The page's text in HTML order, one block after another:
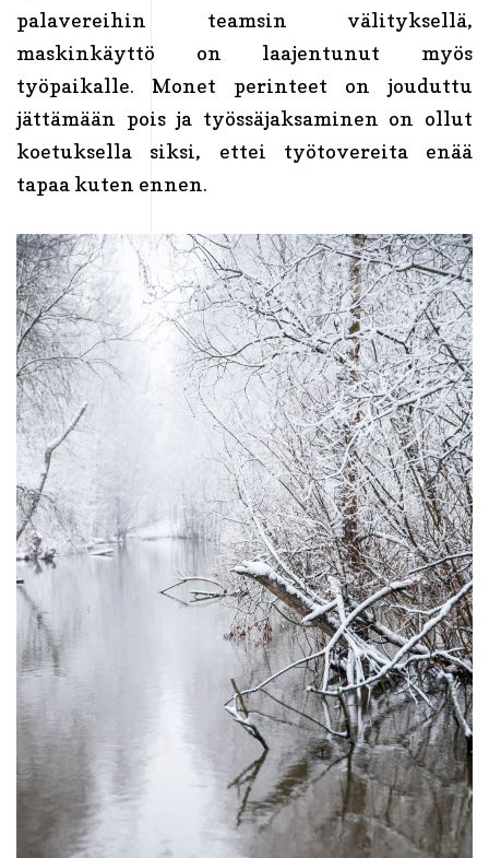
palavereihin teamsin välityksellä,
maskinkäyttö on laajentunut myös
työpaikalle. Monet perinteet on jouduttu
jättämään pois ja työssäjaksaminen on ollut
koetuksella siksi, ettei työtovereita enää
tapaa kuten ennen.